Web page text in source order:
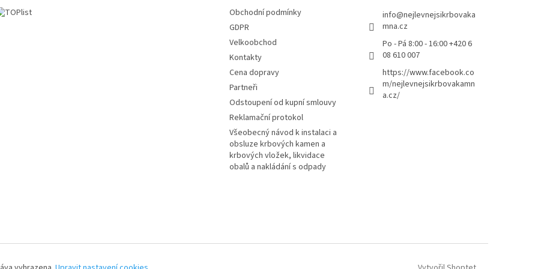
Obchodní podmínky
GDPR
Velkoobchod
Kontakty
Cena dopravy
Partneři
Odstoupení od kupní smlouvy
Reklamační protokol
Všeobecný návod k instalaci a
obsluze krbových kamen a
krbových vložek, likvidace
obalů a nakládání s odpady
info@nejlevnejsikrbovaka
mna.cz
Po - Pá 8:00 - 16:00 +420 6
08 610 007
https://www.facebook.co
m/nejlevnejsikrbovakamn
a.cz/